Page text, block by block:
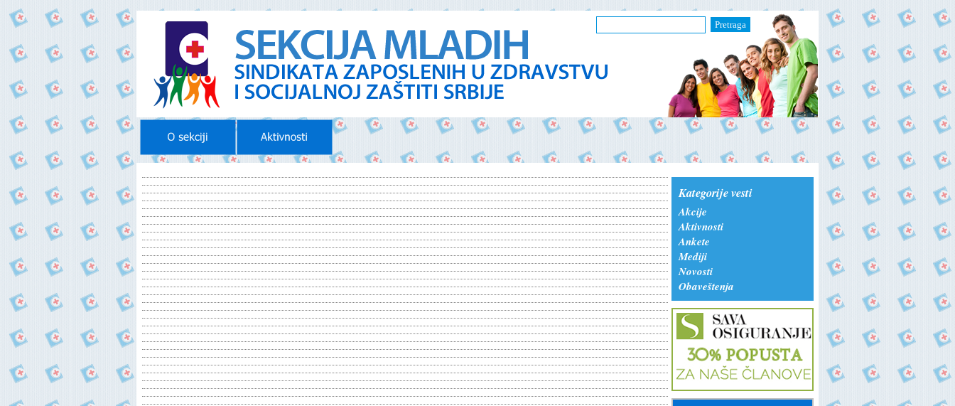
Pretraga
Kategorije vesti
Akcije
Aktivnosti
Ankete
Mediji
Novosti
Obaveštenja